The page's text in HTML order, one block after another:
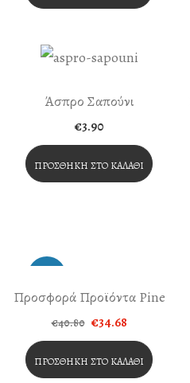
Άσπρο Σαπούνι
€3.90
ΠΡΟΣΘΉΚΗ ΣΤΟ ΚΑΛΆΘΙ
Προσφορά Προϊόντα Pine
€40.80 Original
€40.80.
€34.68Η
τιμή
είναι:
€34.68.
ΠΡΟΣΘΉΚΗ ΣΤΟ ΚΑΛΆΘΙ